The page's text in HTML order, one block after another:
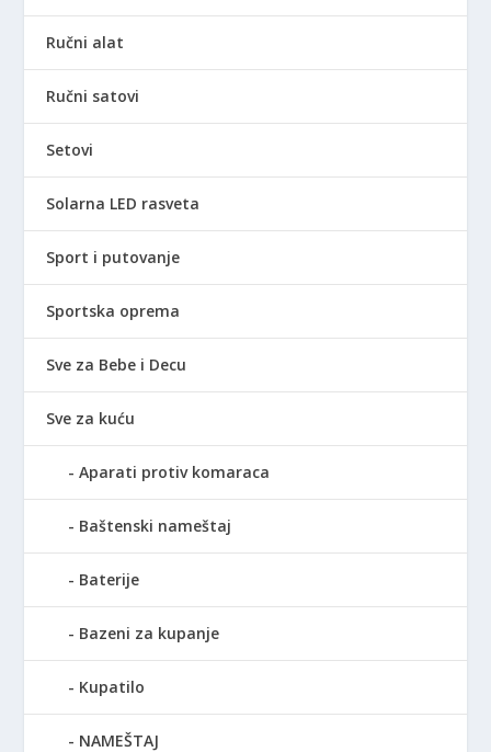
Ručni alat
Ručni satovi
Setovi
Solarna LED rasveta
Sport i putovanje
Sportska oprema
Sve za Bebe i Decu
Sve za kuću
Aparati protiv komaraca
Baštenski nameštaj
Baterije
Bazeni za kupanje
Kupatilo
NAMEŠTAJ